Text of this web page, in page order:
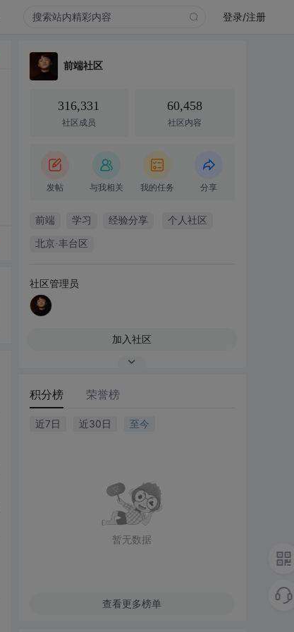
登录/注册
前端社区
316,331
社区成员
60,458
社区内容
发帖 与我相关 我的任务 分享
前端 学习 经验分享 个人社区
北京·丰台区
社区管理员
加入社区
积分榜 荣誉榜
近7日 近30日 至今
暂无数据
查看更多榜单